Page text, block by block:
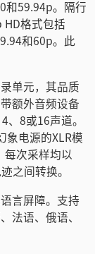
和59.94p。隔行
格式包括
和60p。此
单元，其品质
额外音频设备
8或16声道。
象电源的XLR模
每次采样均以
之间转换。
言屏障。支持
法语、俄语、